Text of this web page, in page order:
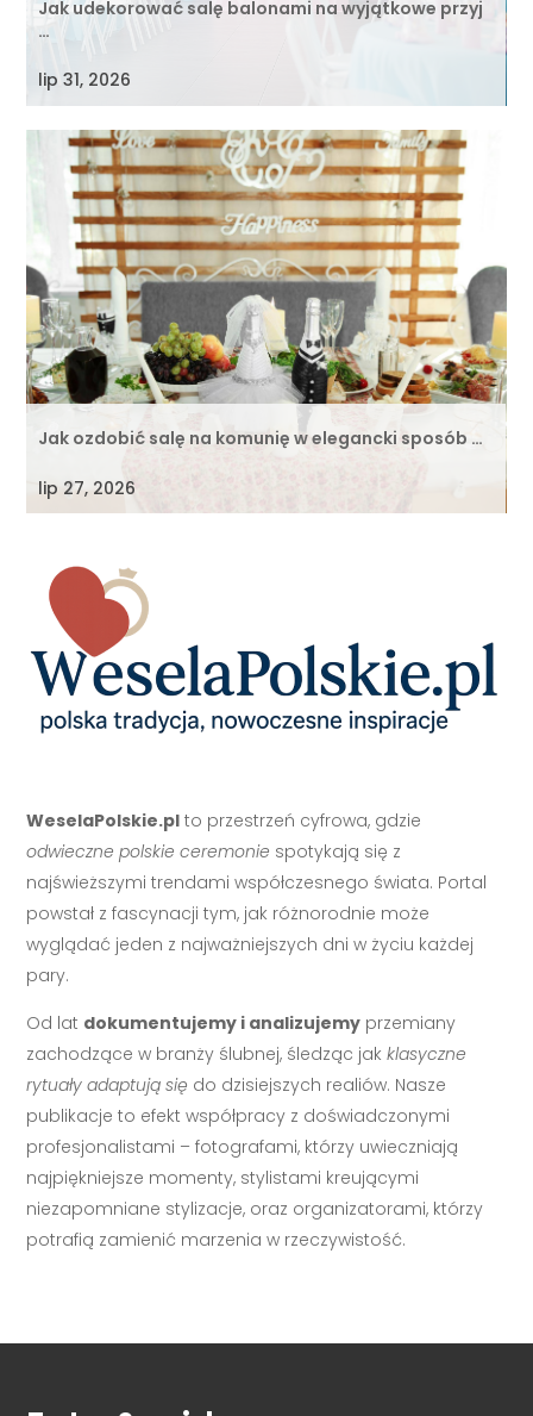
Jak udekorować salę balonami na wyjątkowe przyj
…
lip 31, 2026
Jak ozdobić salę na komunię w elegancki sposób …
lip 27, 2026
WeselaPolskie.pl to przestrzeń cyfrowa, gdzie
odwieczne polskie ceremonie spotykają się z
najświeższymi trendami współczesnego świata. Portal
powstał z fascynacji tym, jak różnorodnie może
wyglądać jeden z najważniejszych dni w życiu każdej
pary.
Od lat dokumentujemy i analizujemy przemiany
zachodzące w branży ślubnej, śledząc jakklasyczne
rytuały adaptują się do dzisiejszych realiów. Nasze
publikacje to efekt współpracy z doświadczonymi
profesjonalistami – fotografami, którzy uwieczniają
najpiękniejsze momenty, stylistami kreującymi
niezapomniane stylizacje, oraz organizatorami, którzy
potrafią zamienić marzenia w rzeczywistość.